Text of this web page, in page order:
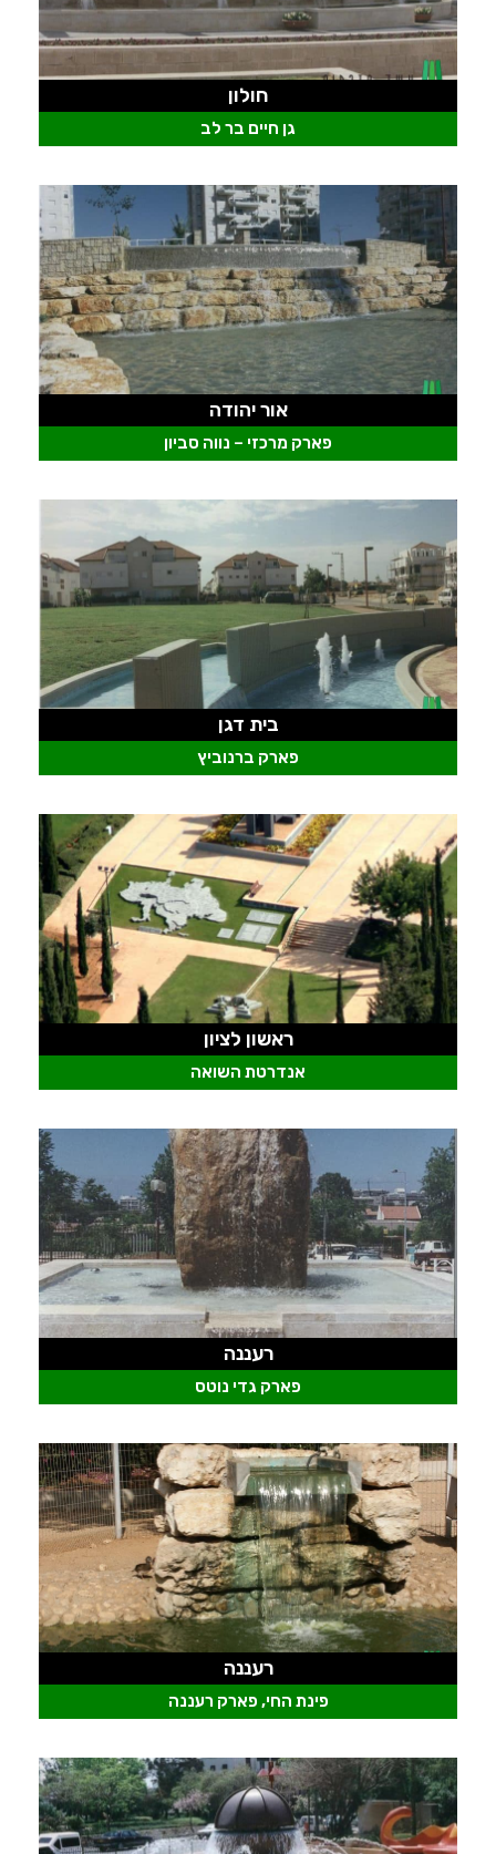
גן חיים בר לב
חולון
פארק מרכזי – נווה סביון
אור יהודה
פארק ברנוביץ
בית דגן
אנדרטת השואה
ראשון לציון
פארק גדי נוטס
רעננה
פינת החי, פארק רעננה
רעננה